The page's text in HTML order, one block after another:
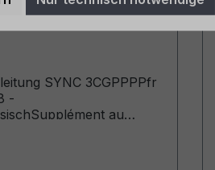
03/2018 -
SYNC 3CGPPPPfr
-
au